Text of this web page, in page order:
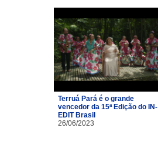
Terruá Pará é o grande
vencedor da 15ª Edição do IN-
EDIT Brasil
26/06/2023